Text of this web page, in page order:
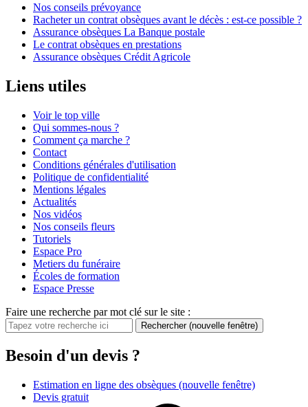
Nos conseils prévoyance
Racheter un contrat obsèques avant le décès : est-ce possible ?
Assurance obsèques La Banque postale
Le contrat obsèques en prestations
Assurance obsèques Crédit Agricole
Liens utiles
Voir le top ville
Qui sommes-nous ?
Comment ça marche ?
Contact
Conditions générales d'utilisation
Politique de confidentialité
Mentions légales
Actualités
Nos vidéos
Nos conseils fleurs
Tutoriels
Espace Pro
Metiers du funéraire
Écoles de formation
Espace Presse
Faire une recherche par mot clé sur le site :
Rechercher (nouvelle fenêtre)
Besoin d'un devis ?
Estimation en ligne des obsèques (nouvelle fenêtre)
Devis gratuit